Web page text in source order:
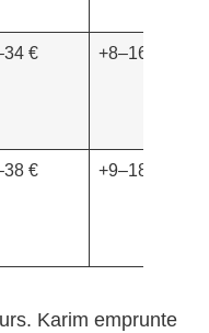
€ +8–16 €/j
€ +9–18 €/j
Karim emprunte